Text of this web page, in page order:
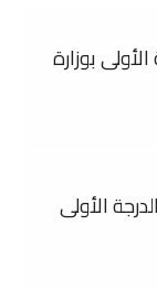
الأولى بوزارة
الدرجة الأولى